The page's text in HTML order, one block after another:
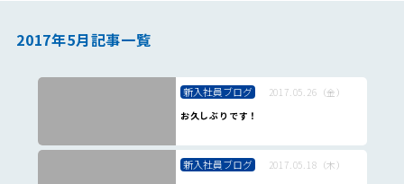
2017年5月記事一覧
新入社員ブログ
2017.05.26（金）
お久しぶりです！
新入社員ブログ
2017.05.18（木）